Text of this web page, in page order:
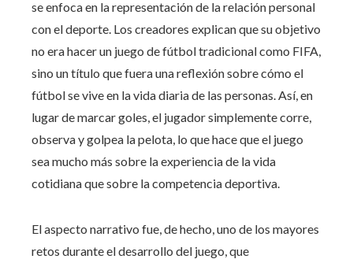
se enfoca en la representación de la relación personal
con el deporte. Los creadores explican que su objetivo
no era hacer un juego de fútbol tradicional como FIFA,
sino un título que fuera una reflexión sobre cómo el
fútbol se vive en la vida diaria de las personas. Así, en
lugar de marcar goles, el jugador simplemente corre,
observa y golpea la pelota, lo que hace que el juego
sea mucho más sobre la experiencia de la vida
cotidiana que sobre la competencia deportiva.
El aspecto narrativo fue, de hecho, uno de los mayores
retos durante el desarrollo del juego, que